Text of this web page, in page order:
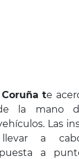
te
la mano
Las
a
a